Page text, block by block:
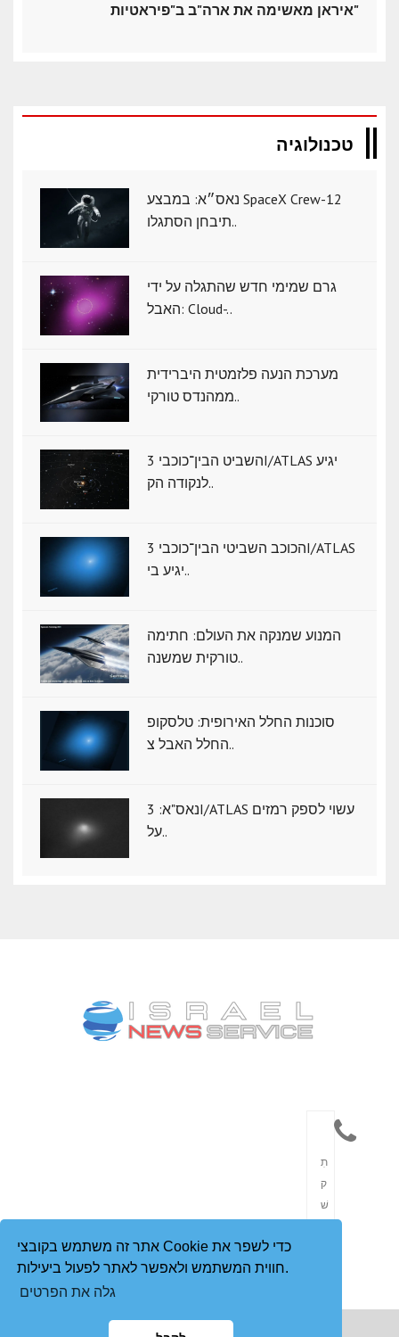
אתר זה משתמש בקובצי Cookie כדי לשפר את
חווית המשתמש ולאפשר לאתר לפעול ביעילות.
גלה את הפרטים
איראן מאשימה את ארה"ב ב"פיראטיות"
טכנולוגיה
נאס״א: במבצע SpaceX Crew-12
תיבחן הסתגלו..
גרם שמימי חדש שהתגלה על ידי
האבל: Cloud-..
מערכת הנעה פלזמטית היברידית
ממהנדס טורקי..
השביט הבין־כוכבי 3I/ATLAS יגיע
לנקודה הק..
הכוכב השביטי הבין־כוכבי 3I/ATLAS
יגיע בי..
המנוע שמנקה את העולם: חתימה
טורקית שמשנה..
סוכנות החלל האירופית: טלסקופ
החלל האבל צ..
נאס"א: ‏3I/ATLAS עשוי לספק רמזים
על..
תִ
ק
שׁ